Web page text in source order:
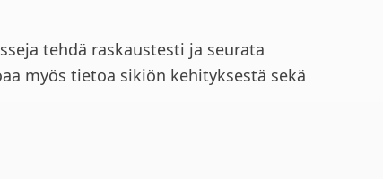
tehdä raskaustesti ja seurata
myös tietoa sikiön kehityksestä sekä